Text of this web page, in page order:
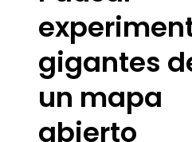
gigantes
un mapa
abierto